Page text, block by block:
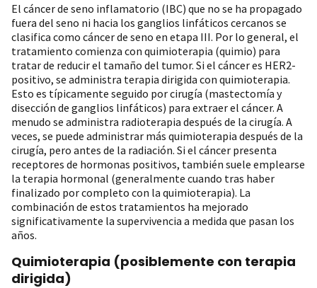
El cáncer de seno inflamatorio (IBC) que no se ha propagado
fuera del seno ni hacia los ganglios linfáticos cercanos se
clasifica como cáncer de seno en etapa III. Por lo general, el
tratamiento comienza con quimioterapia (quimio) para
tratar de reducir el tamaño del tumor. Si el cáncer es HER2-
positivo, se administra terapia dirigida con quimioterapia.
Esto es típicamente seguido por cirugía (mastectomía y
disección de ganglios linfáticos) para extraer el cáncer. A
menudo se administra radioterapia después de la cirugía. A
veces, se puede administrar más quimioterapia después de la
cirugía, pero antes de la radiación. Si el cáncer presenta
receptores de hormonas positivos, también suele emplearse
la terapia hormonal (generalmente cuando tras haber
finalizado por completo con la quimioterapia). La
combinación de estos tratamientos ha mejorado
significativamente la supervivencia a medida que pasan los
años.
Quimioterapia (posiblemente con terapia
dirigida)